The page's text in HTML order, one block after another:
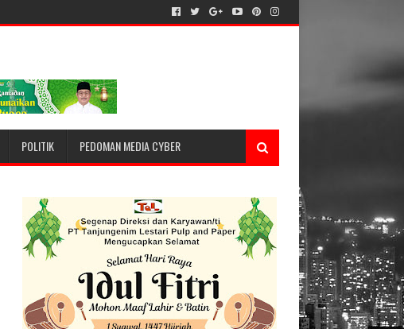
POLITIK PEDOMAN MEDIA CYBER